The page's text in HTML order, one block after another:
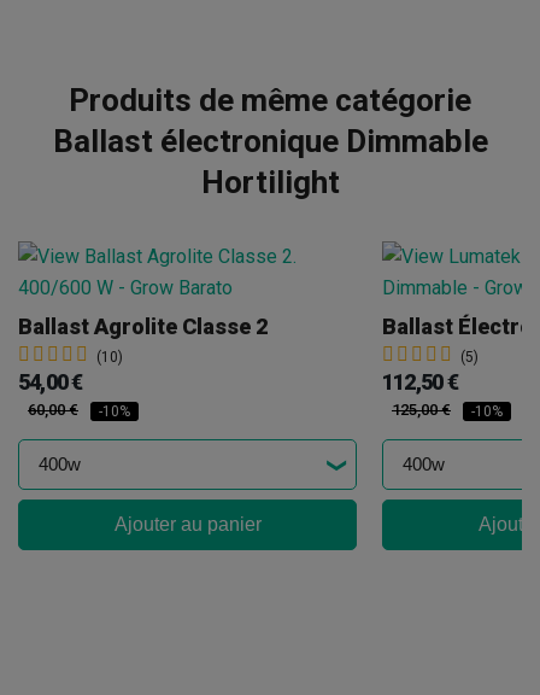
Produits de même catégorie
Ballast électronique Dimmable
Hortilight
Ballast Agrolite Classe 2
(10)
54,00 €
60,00 € -10%
Ajouter au panier
(5)
112,50 €
125,00 € -10%